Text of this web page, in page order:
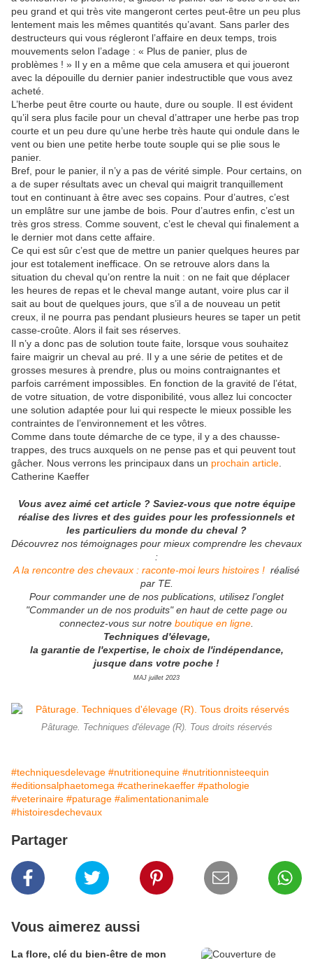
peu grand et qui très vite mangeront certes peut-être un peu plus
lentement mais les mêmes quantités qu’avant. Sans parler des
destructeurs qui vous régleront l’affaire en deux temps, trois
mouvements selon l’adage : « Plus de panier, plus de
problèmes ! » Il y en a même que cela amusera et qui joueront
avec la dépouille du dernier panier indestructible que vous avez
acheté.
L’herbe peut être courte ou haute, dure ou souple. Il est évident
qu’il sera plus facile pour un cheval d’attraper une herbe pas trop
courte et un peu dure qu’une herbe très haute qui ondule dans le
vent ou bien une petite herbe toute souple qui se plie sous le
panier.
Bref, pour le panier, il n’y a pas de vérité simple. Pour certains, on
a de super résultats avec un cheval qui maigrit tranquillement
tout en continuant à être avec ses copains. Pour d’autres, c’est
un emplâtre sur une jambe de bois. Pour d’autres enfin, c’est un
très gros stress. Comme souvent, c’est le cheval qui finalement a
le dernier mot dans cette affaire.
Ce qui est sûr c’est que de mettre un panier quelques heures par
jour est totalement inefficace. On se retrouve alors dans la
situation du cheval qu’on rentre la nuit : on ne fait que déplacer
les heures de repas et le cheval mange autant, voire plus car il
sait au bout de quelques jours, que s’il a de nouveau un petit
creux, il ne pourra pas pendant plusieurs heures se taper un petit
casse-croûte. Alors il fait ses réserves.
Il n’y a donc pas de solution toute faite, lorsque vous souhaitez
faire maigrir un cheval au pré. Il y a une série de petites et de
grosses mesures à prendre, plus ou moins contraignantes et
parfois carrément impossibles. En fonction de la gravité de l’état,
de votre situation, de votre disponibilité, vous allez lui concocter
une solution adaptée pour lui qui respecte le mieux possible les
contraintes de l’environnement et les vôtres.
Comme dans toute démarche de ce type, il y a des chausse-
trappes, des trucs auxquels on ne pense pas et qui peuvent tout
gâcher. Nous verrons les principaux dans un prochain article
Catherine Kaeffer
Vous avez aimé cet article ? Saviez-vous que notre équipe
réalise des livres et des guides pour les professionnels et
les particuliers du monde du cheval ?
Découvrez nos témoignages pour mieux comprendre les chevaux
:
A la rencontre des chevaux : raconte-moi leurs histoires ! réalisé
par TE.
Pour commander une de nos publications, utilisez l’onglet
"Commander un de nos produits" en haut de cette page ou
connectez-vous sur notre boutique en ligne
Techniques d'élevage,
la garantie de l'expertise, le choix de l'indépendance,
jusque dans votre poche !
MAJ juillet 2023
Pâturage. Techniques d'élevage (R). Tous droits réservés
#techniquesdelevage #nutritionequine #nutritionnisteequin
#editionsalphaetomega #catherinekaeffer #pathologie
#veterinaire #paturage #alimentationanimale
#histoiresdechevaux
Partager
Vous aimerez aussi
La flore, clé du bien-être de mon